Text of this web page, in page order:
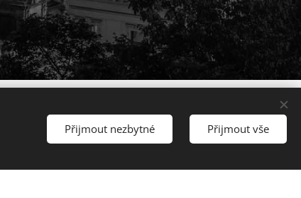
Přijmout nezbytné Přijmout vše